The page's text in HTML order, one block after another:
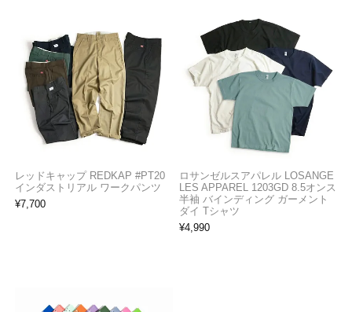
レッドキャップ REDKAP #PT20
インダストリアル ワークパンツ
¥7,700
ロサンゼルスアパレル LOSANGE
LES APPAREL 1203GD 8.5オンス
半袖 バインディング ガーメント
ダイ Tシャツ
¥4,990